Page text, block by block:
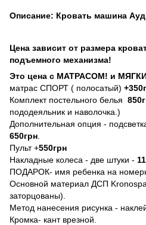
Описание: Кровать машина
Цена зависит от размера
подъемного механизма!
Это цена с МАТРАСОМ! и
матрас СПОРТ ( полосатый)
Комплект постельного белья
пододеяльник и наволочка.)
Дополнительная опция -
650грн
Пульт +550грн
Накладные колеса - две штуки -
ПОДАРОК- имя ребенка на
Основной материал ДСП
заторцованы).
Метод нанесения рисунка -
Кромка- кант врезной.